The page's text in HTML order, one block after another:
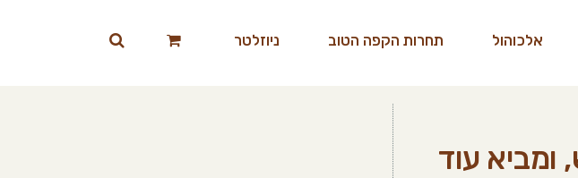
אלכוהול תחרות הקפה הטוב ניוזלטר
ומביא עוד